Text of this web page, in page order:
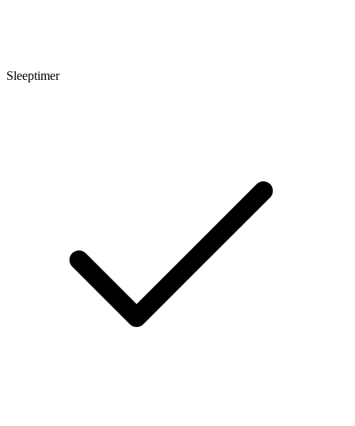
Sleeptimer